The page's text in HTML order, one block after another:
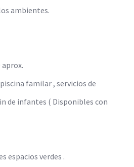
ambientes.
aprox.
familar , servicios de
de infantes ( Disponibles con
espacios verdes .